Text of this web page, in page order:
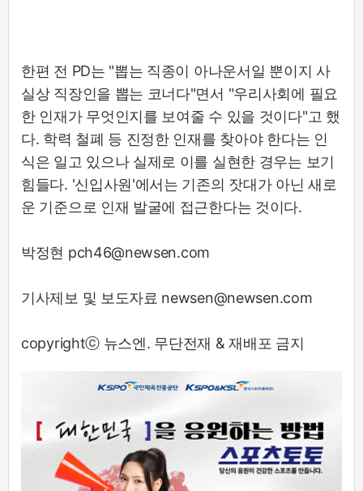
한편 전 PD는 "뽑는 직종이 아나운서일 뿐이지 사
실상 직장인을 뽑는 코너다"면서 "우리사회에 필요
한 인재가 무엇인지를 보여줄 수 있을 것이다"고 했
다. 학력 철폐 등 진정한 인재를 찾아야 한다는 인
식은 일고 있으나 실제로 이를 실현한 경우는 보기
힘들다. '신입사원'에서는 기존의 잣대가 아닌 새로
운 기준으로 인재 발굴에 접근한다는 것이다.
박정현 pch46@newsen.com
기사제보 및 보도자료 newsen@newsen.com
copyrightⓒ 뉴스엔. 무단전재 & 재배포 금지